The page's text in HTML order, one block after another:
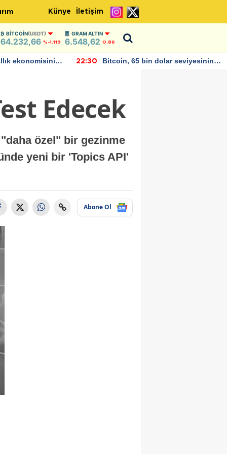
Künye İletişim
BITCOIN(USDT)
64.232,66 %-1.119
GRAM ALTIN
6.548,62 0,86
ekonomisinin
22:30
Bitcoin, 65 bin dolar seviyesinin
Edecek
özel" bir gezinme
yeni bir 'Topics API'
Abone Ol